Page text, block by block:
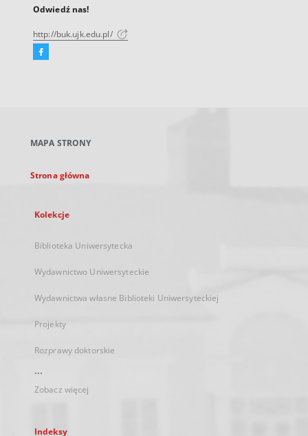
Odwiedź nas!
http://buk.ujk.edu.pl/
Facebook
karcie
MAPA STRONY
Strona główna
Kolekcje
Biblioteka Uniwersytecka
Wydawnictwo Uniwersyteckie
Wydawnictwa własne Biblioteki Uniwersyteckiej
Projekty
Rozprawy doktorskie
...
Zobacz więcej
Indeksy